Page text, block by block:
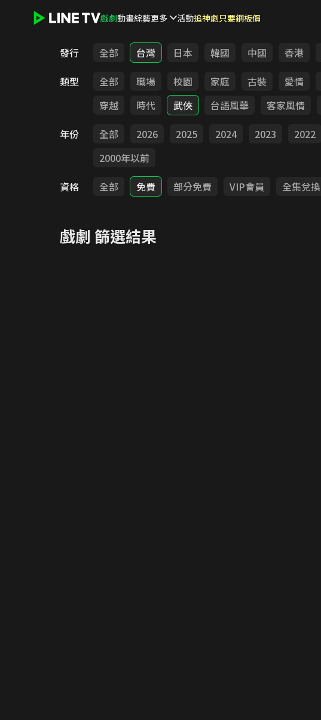
戲劇動畫綜藝更多 活動追神劇只要銅板價
發行 全部 台灣 日本 韓國 中國 香港
類型
全部 職場 校園 家庭 古裝 愛情
穿越
時代 武俠 台語風華 客家風情
年份
全部 2026 2025 2024 2023 2022
2000年以前
資格
全部 免費 部分免費 VIP會員 全集兌換
戲劇 篩選結果